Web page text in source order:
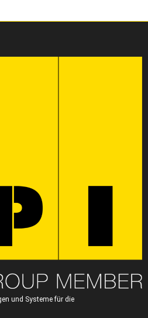
und Systeme für die